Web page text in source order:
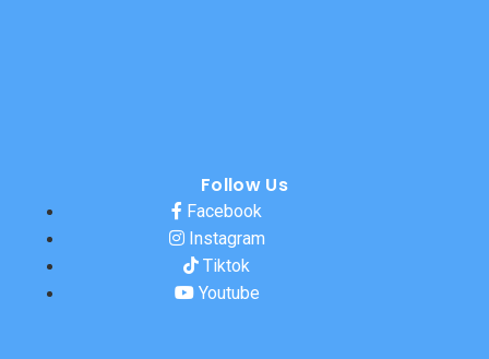
Follow Us
Facebook
Instagram
Tiktok
Youtube